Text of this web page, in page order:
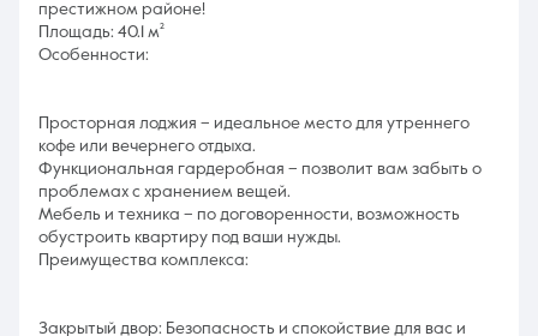
престижном районе!
Площадь: 40.1 м²
Особенности:
Просторная лоджия – идеальное место для утреннего
кофе или вечернего отдыха.
Функциональная гардеробная – позволит вам забыть о
проблемах с хранением вещей.
Мебель и техника – по договоренности, возможность
обустроить квартиру под ваши нужды.
Преимущества комплекса:
Закрытый двор: Безопасность и спокойствие для вас и